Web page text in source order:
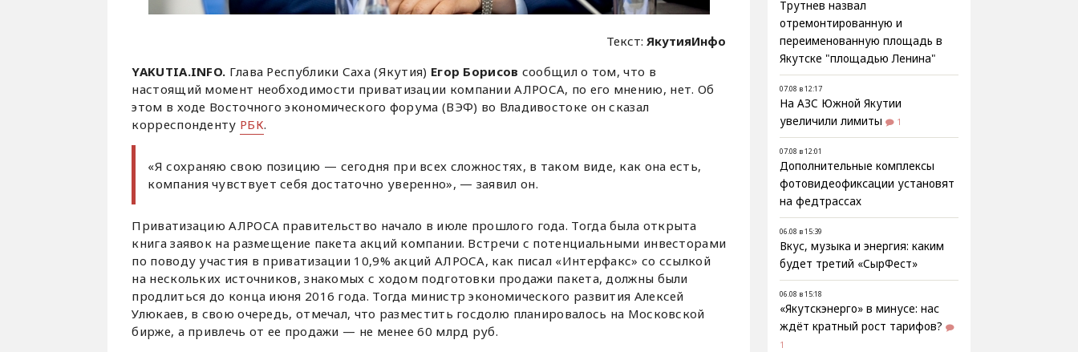
Текст:ЯкутияИнфо
YAKUTIA.INFO. Глава Республики Саха (Якутия) Егор Борисов сообщил о том, что в
настоящий момент необходимости приватизации компании АЛРОСА, по его мнению, нет. Об
этом в ходе Восточного экономического форума (ВЭФ) во Владивостоке он сказал
корреспонденту РБК.
«Я сохраняю свою позицию — сегодня при всех сложностях, в таком виде, как она есть,
компания чувствует себя достаточно уверенно», — заявил он.
Приватизацию АЛРОСА правительство начало в июле прошлого года. Тогда была открыта
книга заявок на размещение пакета акций компании. Встречи с потенциальными инвесторами
по поводу участия в приватизации 10,9% акций АЛРОСА, как писал «Интерфакс» со ссылкой
на нескольких источников, знакомых с ходом подготовки продажи пакета, должны были
продлиться до конца июня 2016 года. Тогда министр экономического развития Алексей
Улюкаев, в свою очередь, отмечал, что разместить госдолю планировалось на Московской
бирже, а привлечь от ее продажи — не менее 60 млрд руб.
Трутнев назвал
отремонтированную и
переименованную площадь в
Якутске "площадью Ленина"
07.08 в 12:17
На АЗС Южной Якутии
увеличили лимиты
1
07.08 в 12:01
Дополнительные комплексы
фотовидеофиксации установят
на федтрассах
06.08 в 15:39
Вкус, музыка и энергия: каким
будет третий «СырФест»
06.08 в 15:18
«Якутскэнерго» в минусе: нас
ждёт кратный рост тарифов?
1